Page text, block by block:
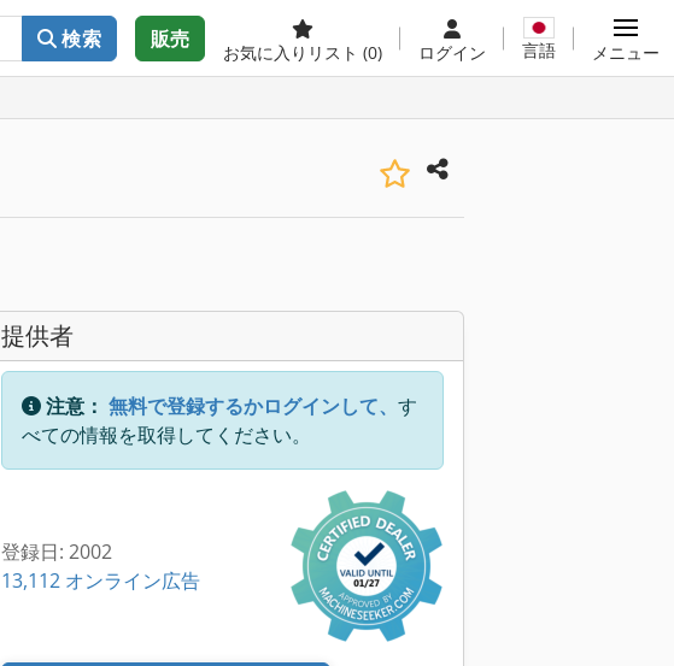
検索 販売
お気に入りリスト (0) ログイン 言語 メニュー
提供者
注意： 無料で登録するかログインして、 す
べての情報を取得してください。
登録日: 2002
13,112 オンライン広告